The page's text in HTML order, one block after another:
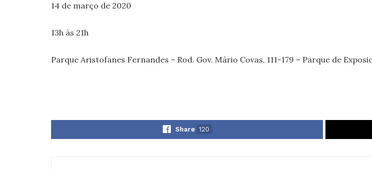
14 de março de 2020
13h às 21h
Parque Aristofanes Fernandes – Rod. Gov. Mário Covas, 111-179 – Parque de
Share 120